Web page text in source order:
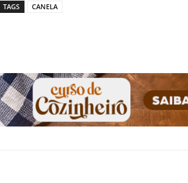
TAGS CANELA